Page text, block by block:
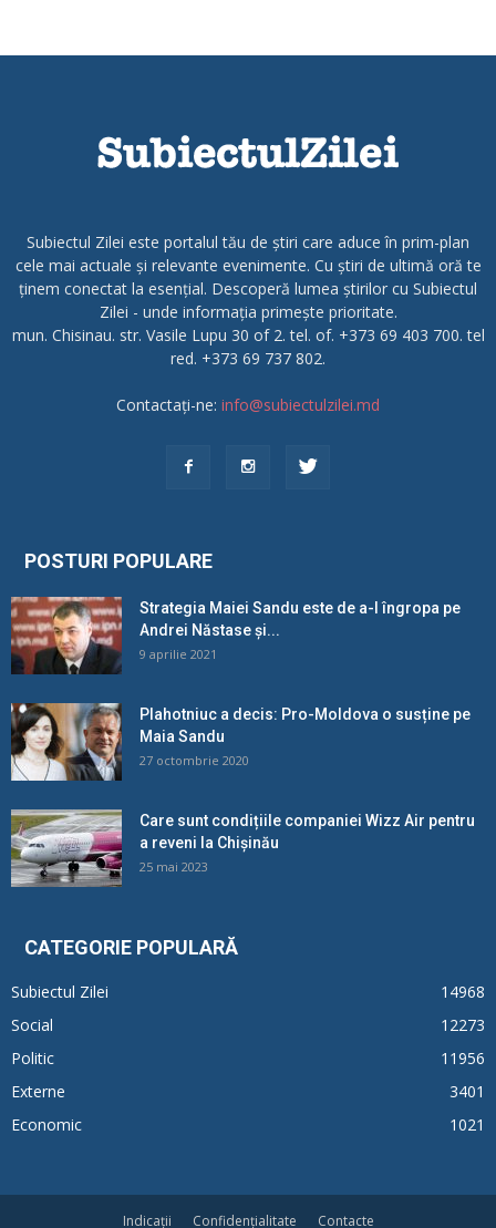
Subiectul Zilei este portalul tău de știri care aduce în prim-plan
cele mai actuale și relevante evenimente. Cu știri de ultimă oră te
ținem conectat la esențial. Descoperă lumea știrilor cu Subiectul
Zilei - unde informația primește prioritate.
mun. Chisinau. str. Vasile Lupu 30 of 2. tel. of. +373 69 403 700. tel
red. +373 69 737 802.
Contactați-ne: info@subiectulzilei.md
POSTURI POPULARE
Strategia Maiei Sandu este de a-l îngropa pe
Andrei Năstase și...
9 aprilie 2021
Plahotniuc a decis: Pro-Moldova o susține pe
Maia Sandu
27 octombrie 2020
Care sunt condițiile companiei Wizz Air pentru
a reveni la Chișinău
25 mai 2023
CATEGORIE POPULARĂ
Subiectul Zilei
14968
Social
12273
Politic
11956
Externe
3401
Economic
1021
Indicații Confidențialitate Contacte